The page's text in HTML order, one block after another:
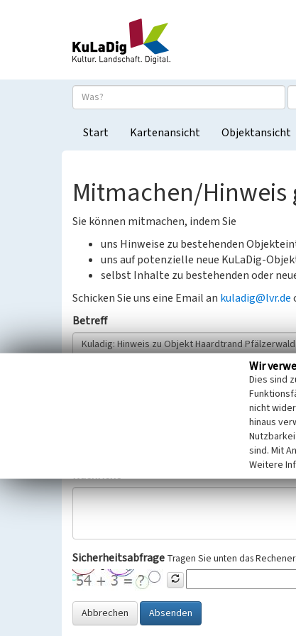
Start Kartenansicht Objektansicht
Mitmachen/Hinweis
Sie können mitmachen, indem Sie
uns Hinweise zu bestehenden
uns auf potenzielle neue KuLaDig-
selbst Inhalte zu bestehenden oder
Schicken Sie uns eine Email an kuladig@lvr.de
Betreff
Wir bitten Sie um freiwillige Angabe Ihres Namens
Selbstverständlich werden diese entsprechend der
Datenschutzgrundverordnung (EU-DSGVO)
Nachricht
Sicherheitsabfrage Tragen Sie unten das
Abbrechen Absenden
Wir
Dies sind
nicht
hinaus
sind. Mit
Weitere